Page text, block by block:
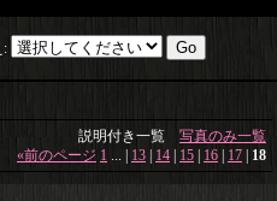
:
説明付き一覧 写真のみ一覧
«前のページ 1 ... 13 14 15 16 17 18